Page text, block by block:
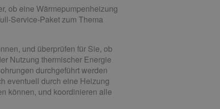
ob eine Wärmepumpenheizung
Service-Paket zum Thema
und überprüfen für Sie, ob
Nutzung thermischer Energie
durchgeführt werden
eventuell durch eine Heizung
können, und koordinieren alle